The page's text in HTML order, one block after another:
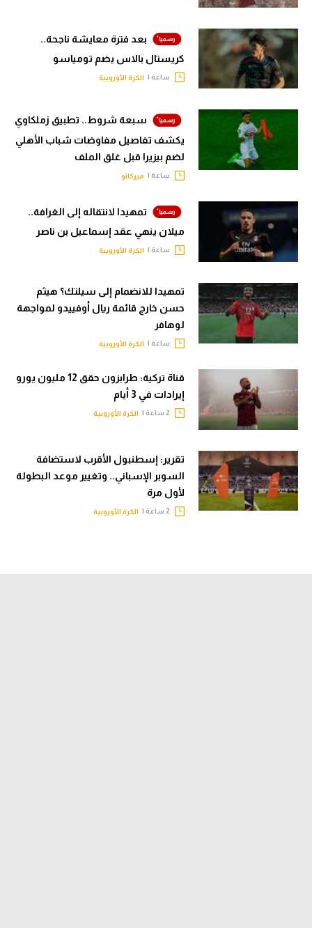
بعد فترة معايشة ناجحة..
كريستال بالاس يضم تومياسو
ساعة | الكرة الأوروبية
سبعة شروط.. تطبيق زملكاوي
يكشف تفاصيل مفاوضات شباب الأهلي
لضم بيزيرا قبل غلق الملف
ساعة | ميركاتو
تمهيدا لانتقاله إلى الغرافة..
ميلان ينهي عقد إسماعيل بن ناصر
ساعة | الكرة الأوروبية
تمهيدا للانضمام إلى سيلتك؟ هيثم
حسن خارج قائمة ريال أوفييدو لمواجهة
لوهافر
ساعة | الكرة الأوروبية
قناة تركية: طرابزون حقق 12 مليون يورو
إيرادات في 3 أيام
الكرة الأوروبية
تقرير: إسطنبول الأقرب لاستضافة
السوبر الإسباني.. وتغيير موعد البطولة
لأول مرة
الكرة الأوروبية